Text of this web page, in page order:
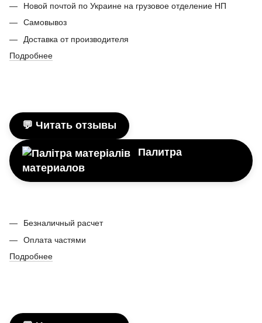
Новой почтой по Украине на грузовое отделение НП
Самовывоз
Доставка от производителя
Подробнее
💬 Читать отзывы
Палитра
материалов
Безналичный расчет
Оплата частями
Подробнее